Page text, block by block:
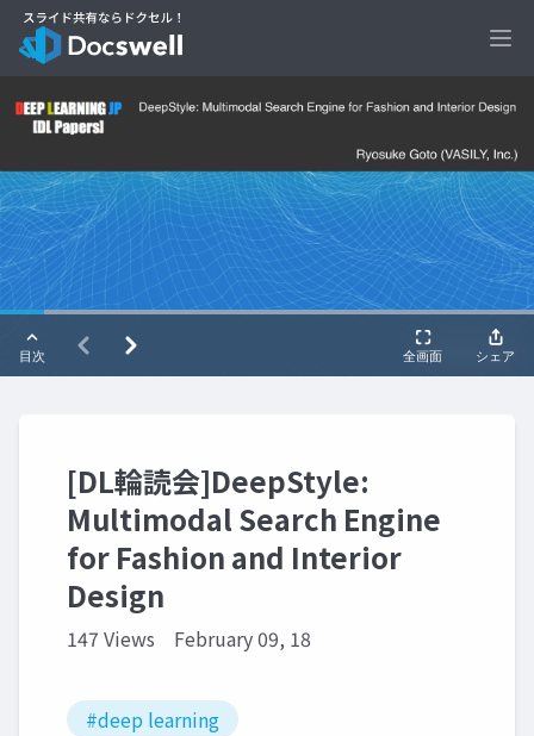
[DL輪読会]DeepStyle:
Multimodal Search Engine
for Fashion and Interior
Design
147 Views February 09, 18
#deep learning